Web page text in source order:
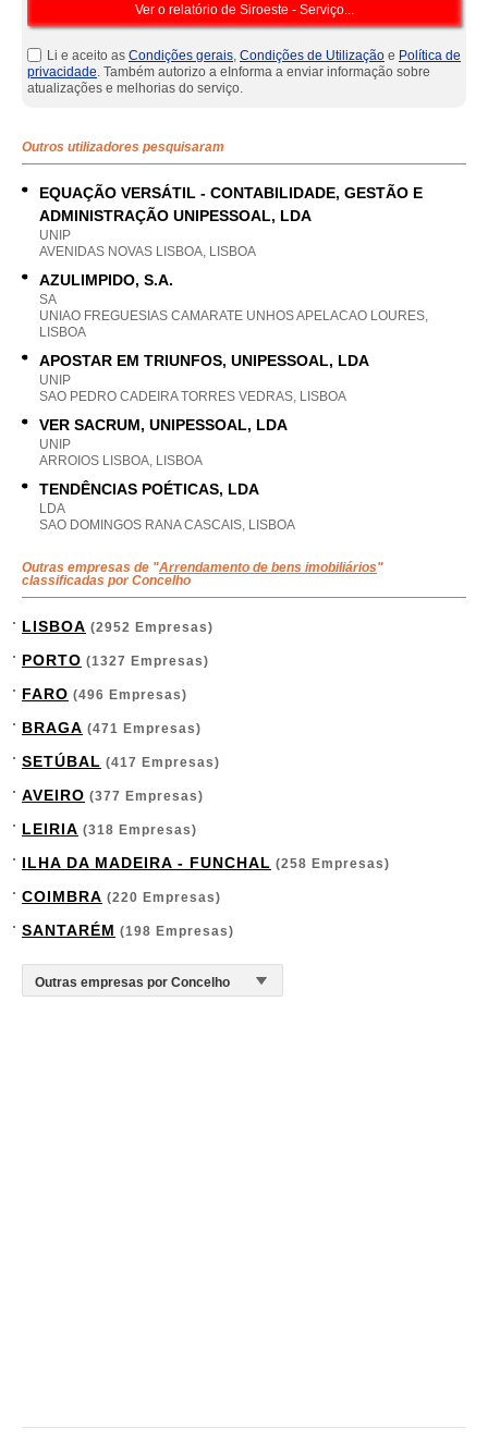
Li e aceito as Condições gerais, Condições de Utilização e Política de
privacidade. Também autorizo a eInforma a enviar informação sobre
atualizações e melhorias do serviço.
Outros utilizadores pesquisaram
EQUAÇÃO VERSÁTIL - CONTABILIDADE, GESTÃO E
ADMINISTRAÇÃO UNIPESSOAL, LDA
UNIP
AVENIDAS NOVAS LISBOA, LISBOA
AZULIMPIDO, S.A.
SA
UNIAO FREGUESIAS CAMARATE UNHOS APELACAO LOURES,
LISBOA
APOSTAR EM TRIUNFOS, UNIPESSOAL, LDA
UNIP
SAO PEDRO CADEIRA TORRES VEDRAS, LISBOA
VER SACRUM, UNIPESSOAL, LDA
UNIP
ARROIOS LISBOA, LISBOA
TENDÊNCIAS POÉTICAS, LDA
LDA
SAO DOMINGOS RANA CASCAIS, LISBOA
Outras empresas de "Arrendamento de bens imobiliários"
classificadas por Concelho
LISBOA (2952 Empresas)
PORTO (1327 Empresas)
FARO (496 Empresas)
BRAGA (471 Empresas)
SETÚBAL (417 Empresas)
AVEIRO (377 Empresas)
LEIRIA (318 Empresas)
ILHA DA MADEIRA - FUNCHAL (258 Empresas)
COIMBRA (220 Empresas)
SANTARÉM (198 Empresas)